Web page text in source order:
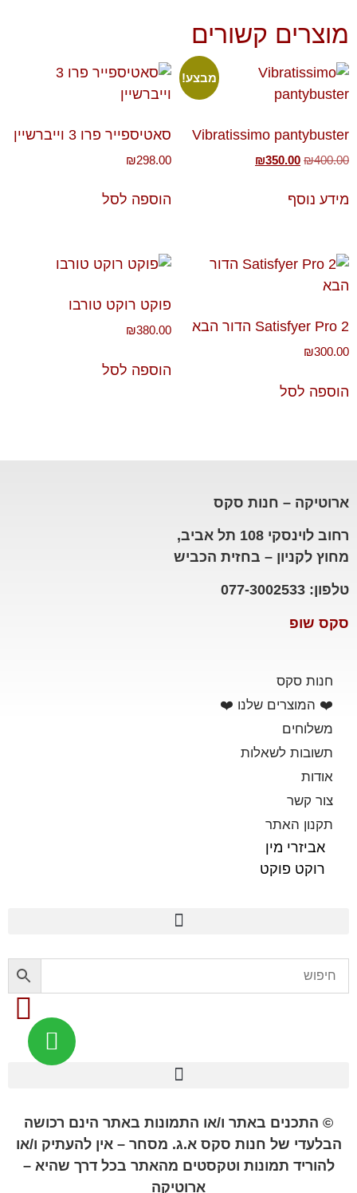
מוצרים קשורים
מבצע!
Vibratissimo pantybuster
₪400.00
₪350.00
מידע נוסף
סאטיספייר פרו 3 וייברשיין
₪298.00
הוספה לסל
Satisfyer Pro 2 הדור הבא
₪300.00
הוספה לסל
פוקט רוקט טורבו
₪380.00
הוספה לסל
ארוטיקה – חנות סקס
רחוב לוינסקי 108 תל אביב,
מחוץ לקניון – בחזית הכביש
טלפון: 077-3002533
סקס שופ
חנות סקס
❤️ המוצרים שלנו ❤️
משלוחים
תשובות לשאלות
אודות
צור קשר
תקנון האתר
אביזרי מין
רוקט פוקט
© התכנים באתר ו/או התמונות באתר הינם רכושה
הבלעדי של חנות סקס א.ג. מסחר – אין להעתיק ו/או
להוריד תמונות וטקסטים מהאתר בכל דרך שהיא –
ארוטיקה